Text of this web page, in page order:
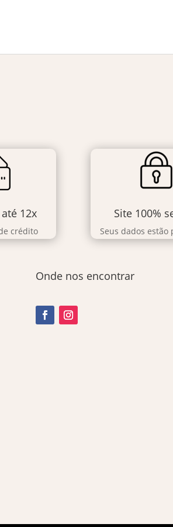
12x
crédito
Site 100%
Seus dados estão
Onde nos encontrar